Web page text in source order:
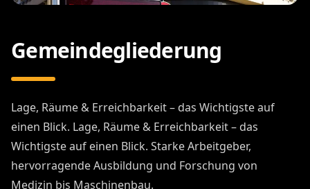
Gemeindegliederung
Lage, Räume & Erreichbarkeit – das Wichtigste auf
einen Blick. Lage, Räume & Erreichbarkeit – das
Wichtigste auf einen Blick. Starke Arbeitgeber,
hervorragende Ausbildung und Forschung von
Medizin bis Maschinenbau.